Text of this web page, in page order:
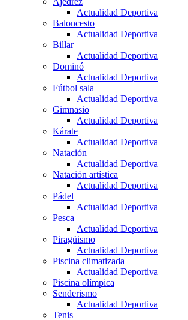
Actualidad Deportiva
Baloncesto
Actualidad Deportiva
Billar
Actualidad Deportiva
Dominó
Actualidad Deportiva
Fútbol sala
Actualidad Deportiva
Gimnasio
Actualidad Deportiva
Kárate
Actualidad Deportiva
Natación
Actualidad Deportiva
Natación artística
Actualidad Deportiva
Pádel
Actualidad Deportiva
Pesca
Actualidad Deportiva
Piragüismo
Actualidad Deportiva
Piscina climatizada
Actualidad Deportiva
Piscina olímpica
Senderismo
Actualidad Deportiva
Tenis